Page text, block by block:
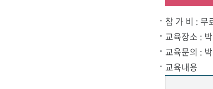
참 가 비 : 무
교육장소 :
교육문의 :
교육내용